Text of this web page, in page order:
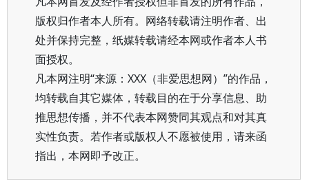
版权归作者本人所有。网络转载请注明作者、出
处并保持完整，纸媒转载请经本网或作者本人书
面授权。
凡本网注明“来源：XXX（非爱思想网）”的作品，
均转载自其它媒体，转载目的在于分享信息、助
推思想传播，并不代表本网赞同其观点和对其真
实性负责。若作者或版权人不愿被使用，请来函
指出，本网即予改正。